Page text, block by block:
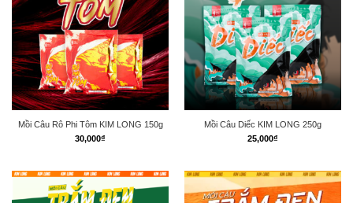
Mồi Câu Rô Phi Tôm KIM LONG 150g
30,000₫
Mồi Câu Diếc KIM LONG 250g
25,000₫